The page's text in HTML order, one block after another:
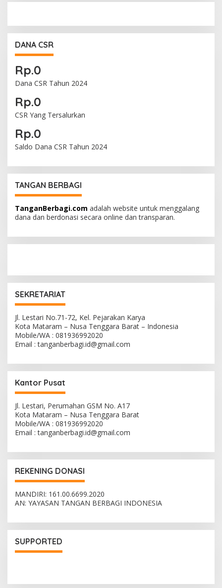
DANA CSR
Rp.0
Dana CSR Tahun 2024
Rp.0
CSR Yang Tersalurkan
Rp.0
Saldo Dana CSR Tahun 2024
TANGAN BERBAGI
TanganBerbagi.com adalah website untuk menggalang
dana dan berdonasi secara online dan transparan.
SEKRETARIAT
Jl. Lestari No.71-72, Kel. Pejarakan Karya
Kota Mataram – Nusa Tenggara Barat – Indonesia
Mobile/WA : 081936992020
Email : tanganberbagi.id@gmail.com
Kantor Pusat
Jl. Lestari, Perumahan GSM No. A17
Kota Mataram – Nusa Tenggara Barat
Mobile/WA : 081936992020
Email : tanganberbagi.id@gmail.com
REKENING DONASI
MANDIRI: 161.00.6699.2020
AN: YAYASAN TANGAN BERBAGI INDONESIA
SUPPORTED